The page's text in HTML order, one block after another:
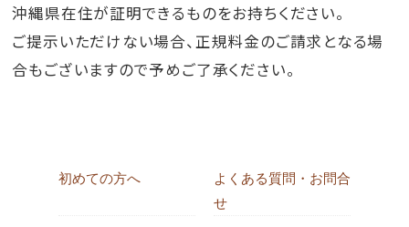
沖縄県在住が証明できるものをお持ちください。
ご提示いただけない場合、正規料金のご請求となる場
合もございますので予めご了承ください。
初めての方へ
よくある質問・お問合
せ